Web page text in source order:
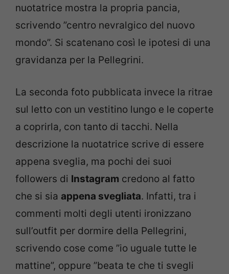
nuotatrice mostra la propria pancia,
scrivendo ”centro nevralgico del nuovo
mondo”. Si scatenano così le ipotesi di una
gravidanza per la Pellegrini.
La seconda foto pubblicata invece la ritrae
sul letto con un vestitino lungo e le coperte
a coprirla, con tanto di tacchi. Nella
descrizione la nuotatrice scrive di essere
appena sveglia, ma pochi dei suoi
followers di Instagram credono al fatto
che si sia appena svegliata. Infatti, tra i
commenti molti degli utenti ironizzano
sull’outfit per dormire della Pellegrini,
scrivendo cose come ”io uguale tutte le
mattine”, oppure ”beata te che ti svegli